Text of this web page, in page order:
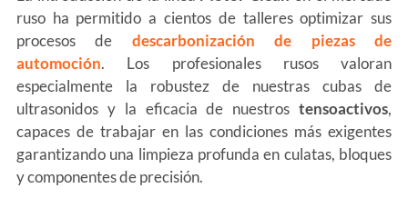
ruso ha permitido a cientos de talleres optimizar sus
procesos de
descarbonización de piezas de
automoción. Los profesionales rusos valoran
especialmente la robustez de nuestras cubas de
ultrasonidos y la eficacia de nuestrostensoactivos,
capaces de trabajar en las condiciones más exigentes
garantizando una limpieza profunda en culatas, bloques
y componentes de precisión.